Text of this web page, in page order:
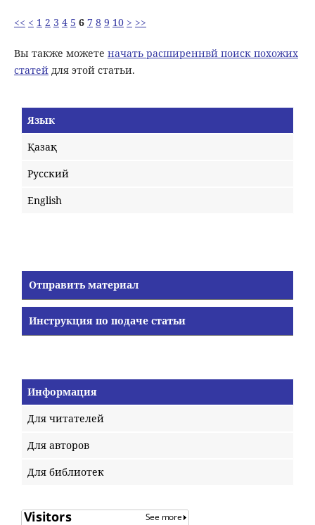
<< < 1 2 3 4 5 6 7 8 9 10 > >>
Вы также можете начать расширеннвй поиск похожих
статейдля этой статьи.
Язык
Қазақ
Русский
English
Отправить материал
Инструкция по подаче статьи
Информация
Для читателей
Для авторов
Для библиотек